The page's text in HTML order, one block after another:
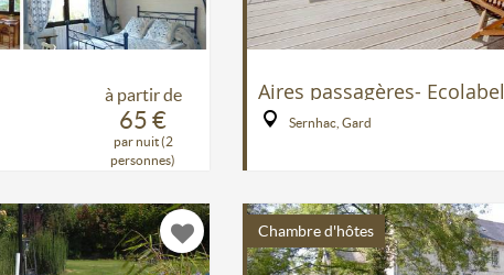
à partir de
65 €
par nuit (2
personnes)
Aires passagères- Ecolabel
Sernhac, Gard
Chambre d'hôtes